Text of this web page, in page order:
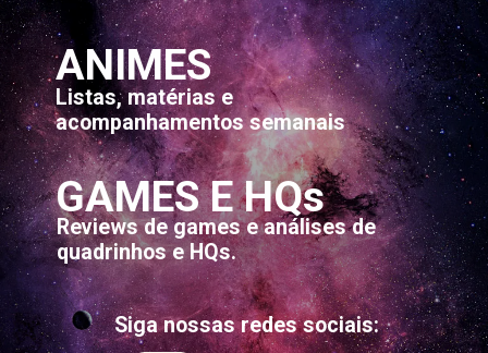
ANIMES
Listas, matérias e
acompanhamentos semanais
GAMES E HQs
Reviews de games e análises de
quadrinhos e HQs.
Siga nossas redes sociais: